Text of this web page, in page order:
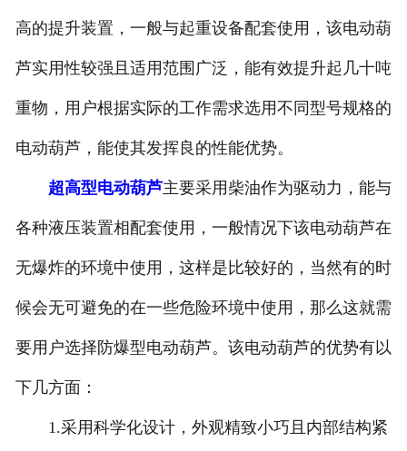
启闭器
电动葫芦
路桥起重配件
高的提升装置，一般与起重设备配套使用，该电动葫
芦实用性较强且适用范围广泛，能有效提升起几十吨
重物，用户根据实际的工作需求选用不同型号规格的
电动葫芦，能使其发挥良的性能优势。
超高型电动葫芦主要采用柴油作为驱动力，能与
各种液压装置相配套使用，一般情况下该电动葫芦在
无爆炸的环境中使用，这样是比较好的，当然有的时
候会无可避免的在一些危险环境中使用，那么这就需
要用户选择防爆型电动葫芦。该电动葫芦的优势有以
下几方面：
1.采用科学化设计，外观精致小巧且内部结构紧